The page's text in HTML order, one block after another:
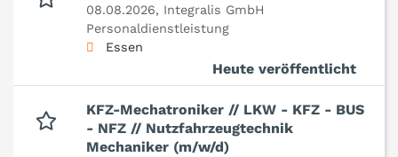
08.08.2026, Integralis GmbH
Personaldienstleistung
Essen
Heute veröffentlicht
KFZ-Mechatroniker // LKW - KFZ - BUS
- NFZ // Nutzfahrzeugtechnik
Mechaniker (m/w/d)